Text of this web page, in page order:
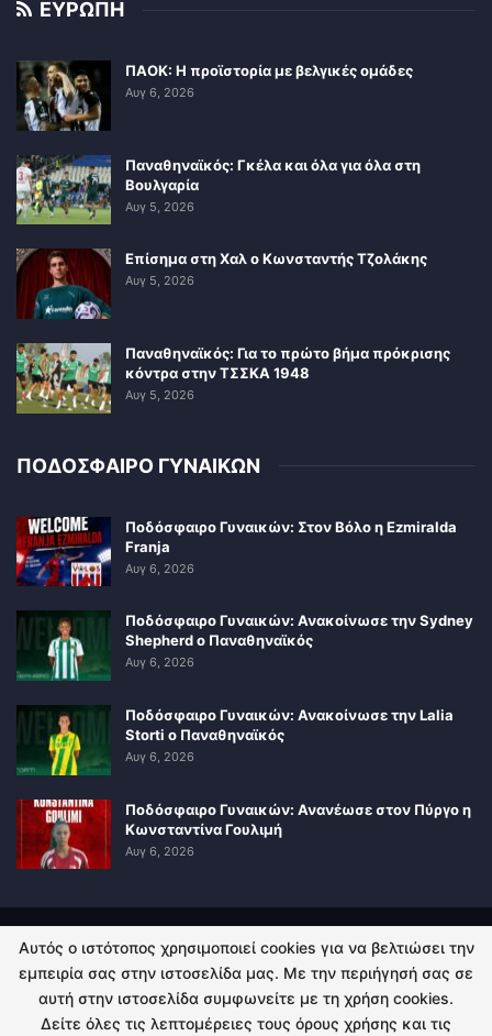
ΕΥΡΩΠΗ
ΠΑΟΚ: Η προϊστορία με βελγικές ομάδες
Αυγ 6, 2026
Παναθηναϊκός: Γκέλα και όλα για όλα στη
Βουλγαρία
Αυγ 5, 2026
Επίσημα στη Χαλ ο Κωνσταντής Τζολάκης
Αυγ 5, 2026
Παναθηναϊκός: Για το πρώτο βήμα πρόκρισης
κόντρα στην ΤΣΣΚΑ 1948
Αυγ 5, 2026
ΠΟΔΟΣΦΑΙΡΟ ΓΥΝΑΙΚΩΝ
Ποδόσφαιρο Γυναικών: Στον Βόλο η Ezmiralda
Franja
Αυγ 6, 2026
Ποδόσφαιρο Γυναικών: Ανακοίνωσε την Sydney
Shepherd ο Παναθηναϊκός
Αυγ 6, 2026
Ποδόσφαιρο Γυναικών: Ανακοίνωσε την Lalia
Storti ο Παναθηναϊκός
Αυγ 6, 2026
Ποδόσφαιρο Γυναικών: Ανανέωσε στον Πύργο η
Κωνσταντίνα Γουλιμή
Αυγ 6, 2026
ΠΟΛΙΤΙΚΗ ΑΠΟΡΡΗΤΟΥ ΕΠΙΚΟΙΝΩΝΙΑ
© 2026 - Kingsport.gr. All Rights Reserved.
Αυτός ο ιστότοπος χρησιμοποιεί cookies για να βελτιώσει την
εμπειρία σας στην ιστοσελίδα μας. Με την περιήγησή σας σε
αυτή στην ιστοσελίδα συμφωνείτε με τη χρήση cookies.
Δείτε όλες τις λεπτομέρειες τους όρους χρήσης και τις